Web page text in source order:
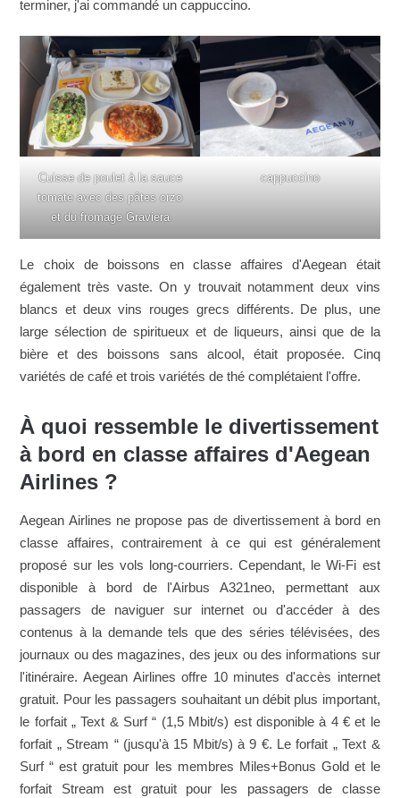
terminer, j'ai commandé un cappuccino.
Cuisse de poulet à la sauce
tomate avec des pâtes orzo
et du fromage Graviera
cappuccino
Le choix de boissons en classe affaires d'Aegean était
également très vaste. On y trouvait notamment deux vins
blancs et deux vins rouges grecs différents. De plus, une
large sélection de spiritueux et de liqueurs, ainsi que de la
bière et des boissons sans alcool, était proposée. Cinq
variétés de café et trois variétés de thé complétaient l'offre.
À quoi ressemble le divertissement
à bord en classe affaires d'Aegean
Airlines ?
Aegean Airlines ne propose pas de divertissement à bord en
classe affaires, contrairement à ce qui est généralement
proposé sur les vols long-courriers. Cependant, le Wi-Fi est
disponible à bord de l'Airbus A321neo, permettant aux
passagers de naviguer sur internet ou d'accéder à des
contenus à la demande tels que des séries télévisées, des
journaux ou des magazines, des jeux ou des informations sur
l'itinéraire. Aegean Airlines offre 10 minutes d'accès internet
gratuit. Pour les passagers souhaitant un débit plus important,
le forfait „ Text & Surf “ (1,5 Mbit/s) est disponible à 4 € et le
forfait „ Stream “ (jusqu'à 15 Mbit/s) à 9 €. Le forfait „ Text &
Surf “ est gratuit pour les membres Miles+Bonus Gold et le
forfait Stream est gratuit pour les passagers de classe